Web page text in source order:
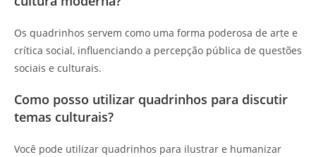
Os quadrinhos servem como uma forma poderosa de arte e
crítica social, influenciando a percepção pública de questões
sociais e culturais.
Como posso utilizar quadrinhos para discutir
temas culturais?
Você pode utilizar quadrinhos para ilustrar e humanizar